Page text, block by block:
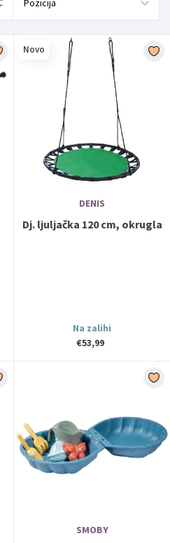
Novo
DENIS
Dj. ljuljačka 120 cm, okrugla
Na zalihi
€53,99
SMOBY